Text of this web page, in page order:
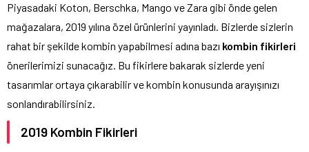
Piyasadaki Koton, Berschka, Mango ve Zara gibi önde gelen
mağazalara, 2019 yılına özel ürünlerini yayınladı. Bizlerde sizlerin
rahat bir şekilde kombin yapabilmesi adına bazı kombin fikirleri
önerilerimizi sunacağız. Bu fikirlere bakarak sizlerde yeni
tasarımlar ortaya çıkarabilir ve kombin konusunda arayışınızı
sonlandırabilirsiniz.
2019 Kombin Fikirleri